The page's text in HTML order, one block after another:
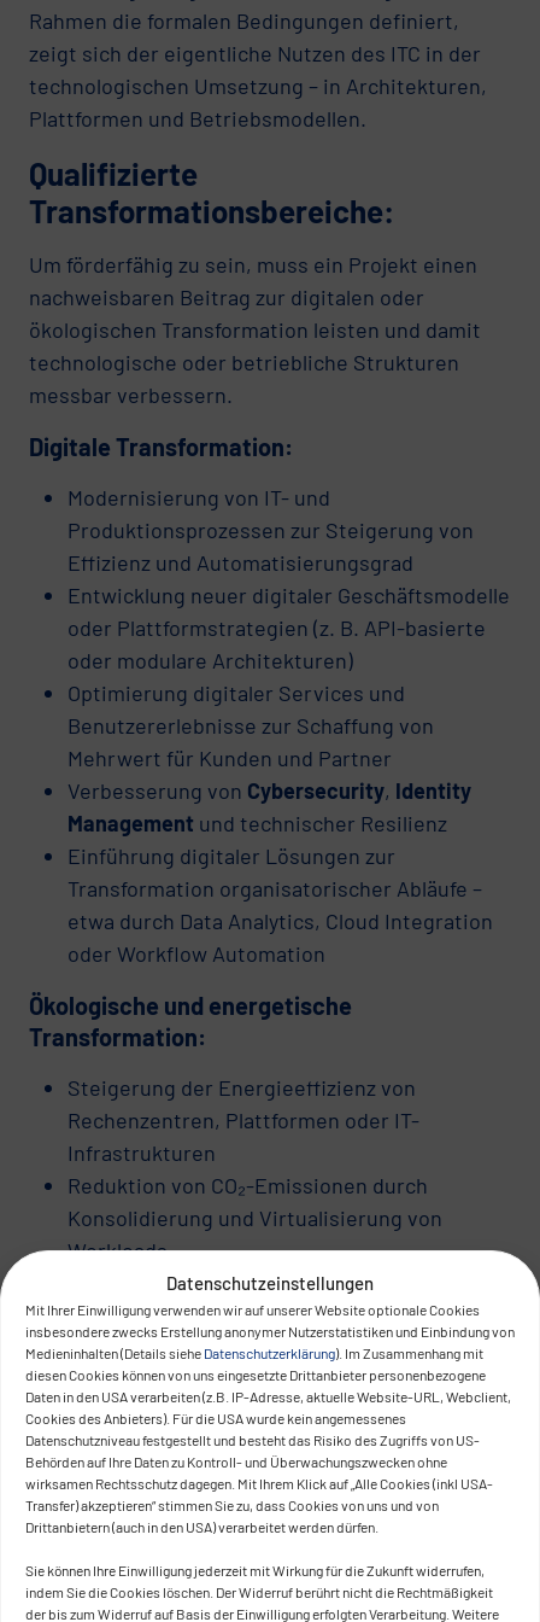
Datenschutzeinstellungen
Mit Ihrer Einwilligung verwenden wir auf unserer Website optionale Cookies
insbesondere zwecks Erstellung anonymer Nutzerstatistiken und Einbindung von
Medieninhalten (Details siehe Datenschutzerklärung). Im Zusammenhang mit
diesen Cookies können von uns eingesetzte Drittanbieter personenbezogene
Daten in den USA verarbeiten (z.B. IP-Adresse, aktuelle Website-URL, Webclient,
Cookies des Anbieters). Für die USA wurde kein angemessenes
Datenschutzniveau festgestellt und besteht das Risiko des Zugriffs von US-
Behörden auf Ihre Daten zu Kontroll- und Überwachungszwecken ohne
wirksamen Rechtsschutz dagegen. Mit Ihrem Klick auf „Alle Cookies (inkl USA-
Transfer) akzeptieren“ stimmen Sie zu, dass Cookies von uns und von
Drittanbietern (auch in den USA) verarbeitet werden dürfen.
Sie können Ihre Einwilligung jederzeit mit Wirkung für die Zukunft widerrufen,
indem Sie die Cookies löschen. Der Widerruf berührt nicht die Rechtmäßigkeit
der bis zum Widerruf auf Basis der Einwilligung erfolgten Verarbeitung. Weitere
Rahmen die formalen Bedingungen definiert,
zeigt sich der eigentliche Nutzen des ITC in der
technologischen Umsetzung – in Architekturen,
Plattformen und Betriebsmodellen.
Qualifizierte
Transformationsbereiche:
Um förderfähig zu sein, muss ein Projekt einen
nachweisbaren Beitrag zur digitalen oder
ökologischen Transformation leisten und damit
technologische oder betriebliche Strukturen
messbar verbessern.
Digitale Transformation:
Modernisierung von IT- und
Produktionsprozessen zur Steigerung von
Effizienz und Automatisierungsgrad
Entwicklung neuer digitaler Geschäftsmodelle
oder Plattformstrategien (z. B. API-basierte
oder modulare Architekturen)
Optimierung digitaler Services und
Benutzererlebnisse zur Schaffung von
Mehrwert für Kunden und Partner
Verbesserung von Cybersecurity, Identity
Management und technischer Resilienz
Einführung digitaler Lösungen zur
Transformation organisatorischer Abläufe –
etwa durch Data Analytics, Cloud Integration
oder Workflow Automation
Ökologische und energetische
Transformation:
Steigerung der Energieeffizienz von
Rechenzentren, Plattformen oder IT-
Infrastrukturen
Reduktion von CO₂-Emissionen durch
Konsolidierung und Virtualisierung von
Workloads
Umstellung auf energieeffiziente Hardware
oder Cloud-Umgebungen mit nachweisbarer
Nachhaltigkeitsstrategie
Verlängerung der Lebensdauer von IT-
Systemen durch Modernisierung oder Re-
Use-Konzepte
Nutzung, Erzeugung oder Speicherung
erneuerbarer Energie im IT-Betrieb
Nicht förderfähig:
Projekte mit ausschliesslich regulatorischem